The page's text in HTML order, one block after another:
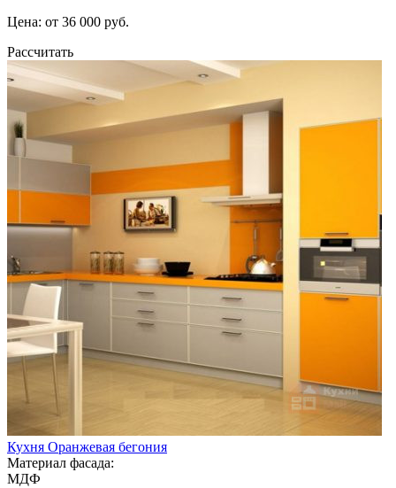
Цена: от 36 000 руб.
Рассчитать
Кухня Оранжевая бегония
Материал фасада:
МДФ